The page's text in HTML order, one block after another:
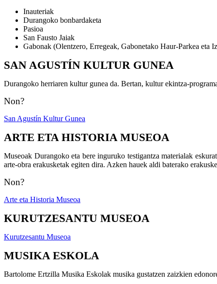
Inauteriak
Durangoko bonbardaketa
Pasioa
San Fausto Jaiak
Gabonak (Olentzero, Erregeak, Gabonetako Haur-Parkea eta
SAN AGUSTÍN KULTUR GUNEA
Durangoko herriaren kultur gunea da. Bertan, kultur ekintza-
Non?
San Agustín Kultur Gunea
ARTE ETA HISTORIA MUSEOA
Museoak Durangoko eta bere inguruko testigantza materialak
arte-obra erakusketak egiten dira. Azken hauek aldi baterako
Non?
Arte eta Historia Museoa
KURUTZESANTU MUSEOA
Kurutzesantu Museoa
MUSIKA ESKOLA
Bartolome Ertzilla Musika Eskolak musika gustatzen zaizkien